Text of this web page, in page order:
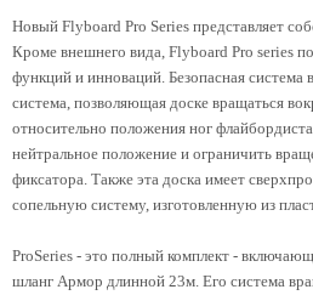
Новый Flyboard Pro Series представляет
Кроме внешнего вида, Flyboard Pro series
функций и инноваций. Безопасная система
система, позволяющая доске вращаться
относительно положения ног
нейтральное положение и ограничить
фиксатора. Также эта доска имеет
сопельную систему, изготовленную из
ProSeries - это полный комплект -
шланг Армор длинной 23м. Его система